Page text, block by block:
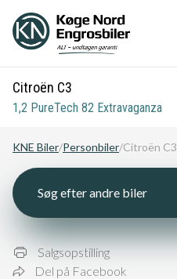
Citroën C3
1,2 PureTech 82 Extravaganza
KNE Biler/Personbiler/Citroën C3
Søg efter andre biler
Salgsopstilling
Del på Facebook